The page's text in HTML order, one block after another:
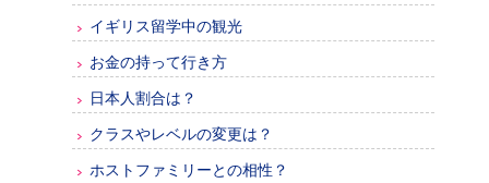
イギリス留学中の観光
お金の持って行き方
日本人割合は？
クラスやレベルの変更は？
ホストファミリーとの相性？